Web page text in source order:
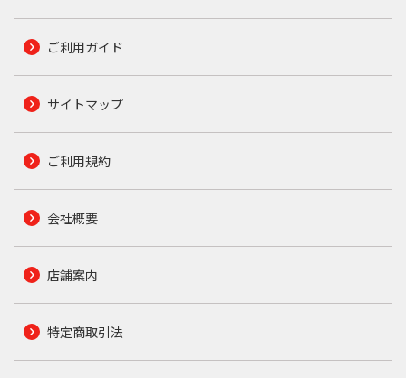
ご利用ガイド
サイトマップ
ご利用規約
会社概要
店舗案内
特定商取引法